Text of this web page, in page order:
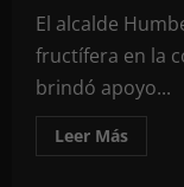
El alcalde
fructífera en la
brindó apoyo...
Leer MásLeer
más